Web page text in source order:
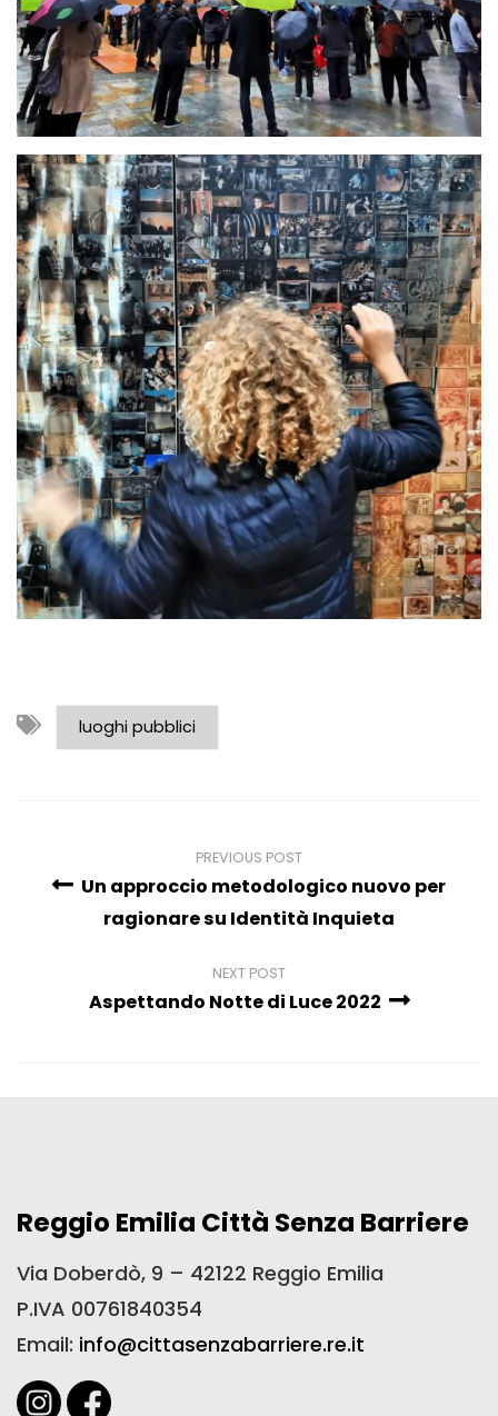
luoghi pubblici
PREVIOUS POST
Un approccio metodologico nuovo per
ragionare su Identità Inquieta
NEXT POST
Aspettando Notte di Luce 2022
Reggio Emilia Città Senza Barriere
Via Doberdò, 9 – 42122 Reggio Emilia
P.IVA 00761840354
Email: info@cittasenzabarriere.re.it